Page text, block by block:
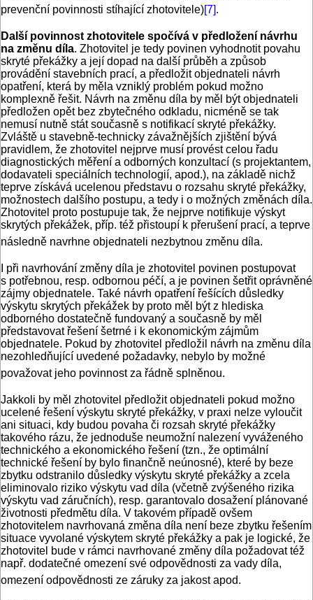
prevenční povinnosti stíhající zhotovitele)[7].
Další povinnost zhotovitele spočívá v předložení návrhu
na změnu díla. Zhotovitel je tedy povinen vyhodnotit povahu
skryté překážky a její dopad na další průběh a způsob
provádění stavebních prací, a předložit objednateli návrh
opatření, která by měla vzniklý problém pokud možno
komplexně řešit. Návrh na změnu díla by měl být objednateli
předložen opět bez zbytečného odkladu, nicméně se tak
nemusí nutně stát současně s notifikací skryté překážky.
Zvláště u stavebně-technicky závažnějších zjištění bývá
pravidlem, že zhotovitel nejprve musí provést celou řadu
diagnostických měření a odborných konzultací (s projektantem,
dodavateli speciálních technologií, apod.), na základě nichž
teprve získává ucelenou představu o rozsahu skryté překážky,
možnostech dalšího postupu, a tedy i o možných změnách díla.
Zhotovitel proto postupuje tak, že nejprve notifikuje výskyt
skrytých překážek, příp. též přistoupí k přerušení prací, a teprve
následně navrhne objednateli nezbytnou změnu díla.
I při navrhování změny díla je zhotovitel povinen postupovat
s potřebnou, resp. odbornou péčí, a je povinen šetřit oprávněné
zájmy objednatele. Také návrh opatření řešících důsledky
výskytu skrytých překážek by proto měl být z hlediska
odborného dostatečně fundovaný a současně by měl
představovat řešení šetrné i k ekonomickým zájmům
objednatele. Pokud by zhotovitel předložil návrh na změnu díla
nezohledňující uvedené požadavky, nebylo by možné
považovat jeho povinnost za řádně splněnou.
Jakkoli by měl zhotovitel předložit objednateli pokud možno
ucelené řešení výskytu skryté překážky, v praxi nelze vyloučit
ani situaci, kdy budou povaha či rozsah skryté překážky
takového rázu, že jednoduše neumožní nalezení vyváženého
technického a ekonomického řešení (tzn., že optimální
technické řešení by bylo finančně neúnosné), které by beze
zbytku odstranilo důsledky výskytu skryté překážky a zcela
eliminovalo riziko výskytu vad díla (včetně zvýšeného rizika
výskytu vad záručních), resp. garantovalo dosažení plánované
životnosti předmětu díla. V takovém případě ovšem
zhotovitelem navrhovaná změna díla není beze zbytku řešením
situace vyvolané výskytem skryté překážky a pak je logické, že
zhotovitel bude v rámci navrhované změny díla požadovat též
např. dodatečné omezení své odpovědnosti za vady díla,
omezení odpovědnosti ze záruky za jakost apod.